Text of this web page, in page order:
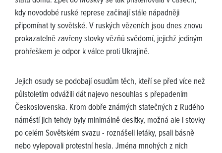
kdy novodobé ruské represe začínají stále nápadněji
připomínat ty sovětské. V ruských vězeních jsou dnes znovu
prokazatelně zavřeny stovky vězňů svědomí, jejichž jediným
prohřeškem je odpor k válce proti Ukrajině.
Jejich osudy se podobají osudům těch, kteří se před více než
půlstoletím odvážili dát najevo nesouhlas s přepadením
Československa. Krom dobře známých statečných z Rudého
náměstí jich tehdy byly minimálně desítky, možná ale i stovky
po celém Sovětském svazu - roznášeli letáky, psali básně
nebo vylepovali protestní hesla. Jména mnohých z nich